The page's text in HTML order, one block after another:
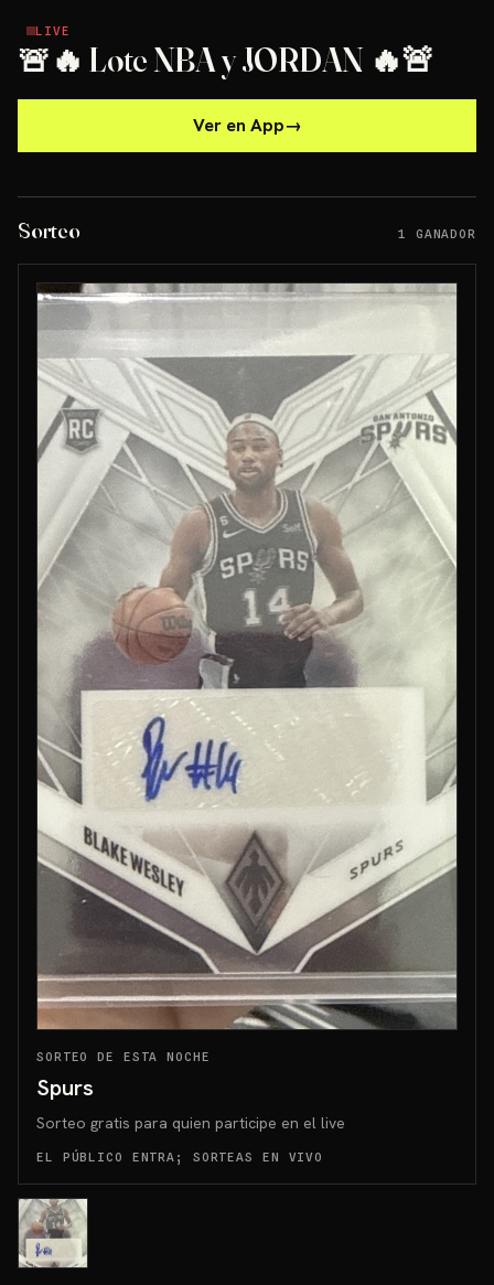
LIVE
LIVE
🚨🔥 Lote NBA y JORDAN 🔥🚨
Ver en App→
Sorteo 1 GANADOR
SORTEO DE ESTA NOCHE
Spurs
Sorteo gratis para quien participe en el live
EL PÚBLICO ENTRA; SORTEAS EN VIVO